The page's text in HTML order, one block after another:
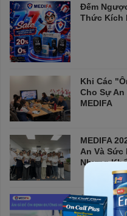
Đếm
Thức Kích
Khi Các
Cho Sự
MEDIFA
MEDIFA
An Và Sức
Nhưng
Ăn gì để
tốt nhất